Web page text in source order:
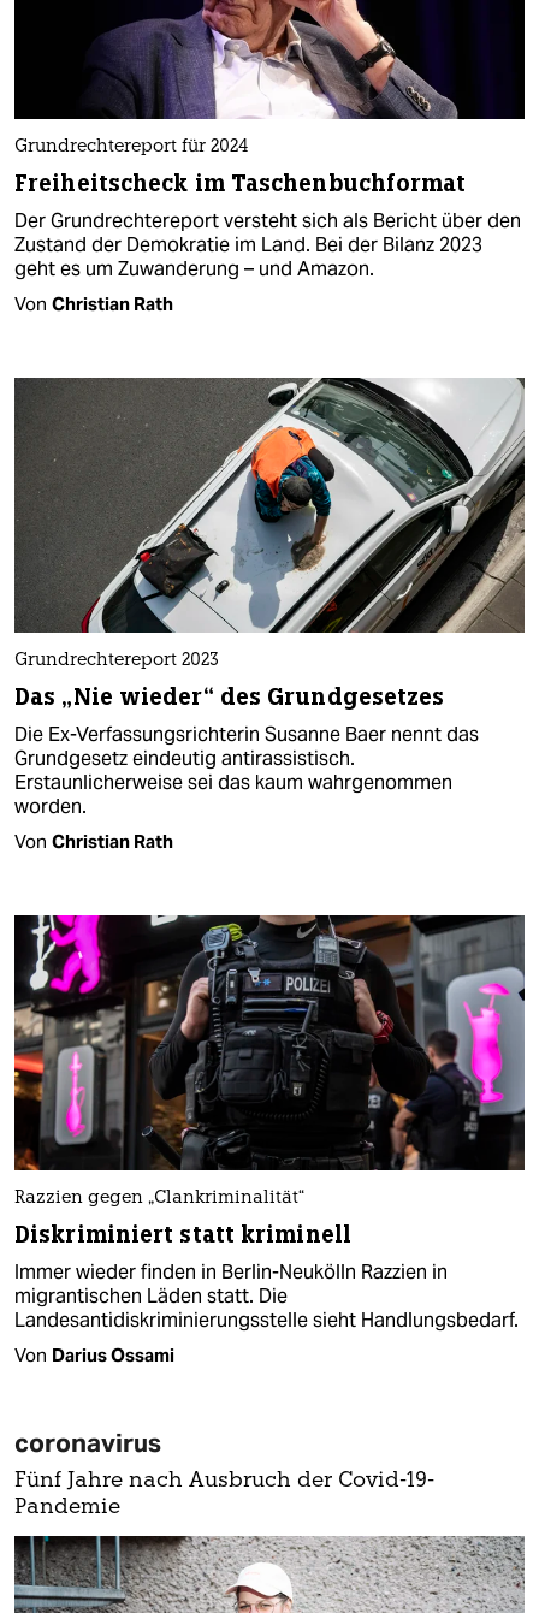
Grundrechtereport für 2024
Freiheitscheck im Taschenbuchformat
Der Grundrechtereport versteht sich als Bericht über den
Zustand der Demokratie im Land. Bei der Bilanz 2023
geht es um Zuwanderung – und Amazon.
Von Christian Rath
Grundrechtereport 2023
Das „Nie wieder“ des Grundgesetzes
Die Ex-Verfassungsrichterin Susanne Baer nennt das
Grundgesetz eindeutig antirassistisch.
Erstaunlicherweise sei das kaum wahrgenommen
worden.
Von Christian Rath
Razzien gegen „Clankriminalität“
Diskriminiert statt kriminell
Immer wieder finden in Berlin-Neukölln Razzien in
migrantischen Läden statt. Die
Landesantidiskriminierungsstelle sieht Handlungsbedarf.
Von Darius Ossami
coronavirus
Fünf Jahre nach Ausbruch der Covid-19-
Pandemie